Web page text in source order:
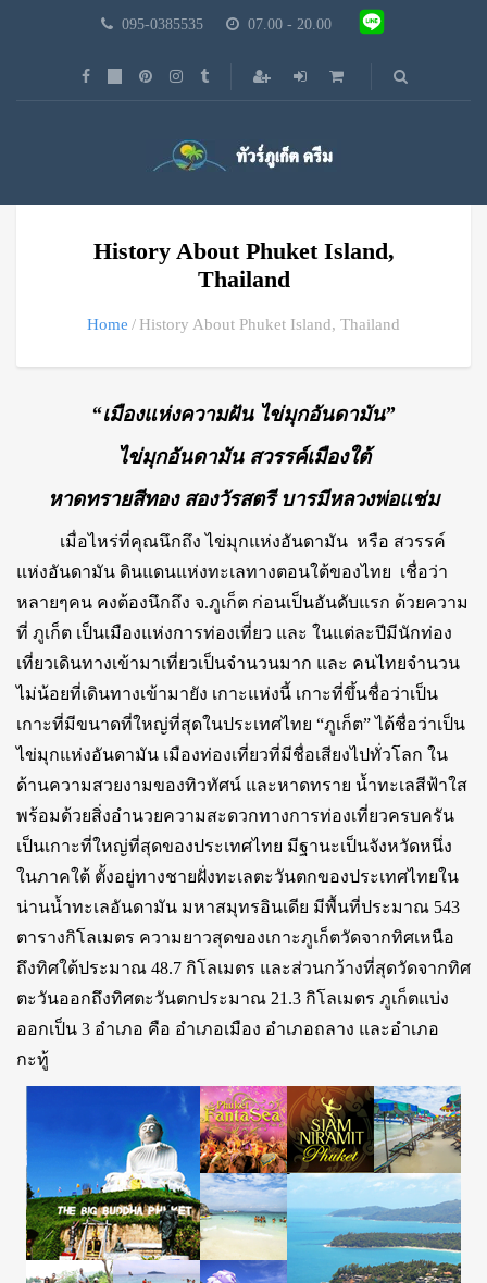
095-0385535 07.00 - 20.00
History About Phuket Island,
Thailand
Home History About Phuket Island, Thailand
“เมืองแห่งความฝัน ไข่มุกอันดามัน”
ไข่มุกอันดามัน สวรรค์เมืองใต้
หาดทรายสีทอง สองวัรสตรี บารมีหลวงพ่อแช่ม
เมื่อไหร่ที่คุณนึกถึง ไข่มุกแห่งอันดามัน หรือ สวรรค์
แห่งอันดามัน ดินแดนแห่งทะเลทางตอนใต้ของไทย เชื่อว่า
หลายๆคน คงต้องนึกถึง จ.ภูเก็ต ก่อนเป็นอันดับแรก ด้วยความ
ที่ ภูเก็ต เป็นเมืองแห่งการท่องเที่ยว และ ในแต่ละปีมีนักท่อง
เที่ยวเดินทางเข้ามาเที่ยวเป็นจำนวนมาก และ คนไทยจำนวน
ไม่น้อยที่เดินทางเข้ามายัง เกาะแห่งนี้ เกาะที่ขึ้นชื่อว่าเป็น
เกาะที่มีขนาดที่ใหญ่ที่สุดในประเทศไทย “ภูเก็ต” ได้ชื่อว่าเป็น
ไข่มุกแห่งอันดามัน เมืองท่องเที่ยวที่มีชื่อเสียงไปทั่วโลก ใน
ด้านความสวยงามของทิวทัศน์ และหาดทราย น้ำทะเลสีฟ้าใส
พร้อมด้วยสิ่งอำนวยความสะดวกทางการท่องเที่ยวครบครัน
เป็นเกาะที่ใหญ่ที่สุดของประเทศไทย มีฐานะเป็นจังหวัดหนึ่ง
ในภาคใต้ ตั้งอยู่ทางชายฝั่งทะเลตะวันตกของประเทศไทยใน
น่านน้ำทะเลอันดามัน มหาสมุทรอินเดีย มีพื้นที่ประมาณ 543
ตารางกิโลเมตร ความยาวสุดของเกาะภูเก็ตวัดจากทิศเหนือ
ถึงทิศใต้ประมาณ 48.7 กิโลเมตร และส่วนกว้างที่สุดวัดจากทิศ
ตะวันออกถึงทิศตะวันตกประมาณ 21.3 กิโลเมตร ภูเก็ตแบ่ง
ออกเป็น 3 อำเภอ คือ อำเภอเมือง อำเภอถลาง และอำเภอ
กะทู้